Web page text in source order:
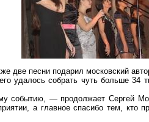
две песни подарил московский
удалось собрать чуть больше
событию, — продолжает Сергей
а главное спасибо тем,